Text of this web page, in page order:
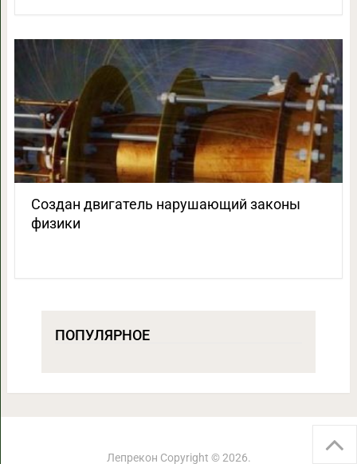
Создан двигатель нарушающий законы
физики
ПОПУЛЯРНОЕ
Лепрекон Copyright © 2026.